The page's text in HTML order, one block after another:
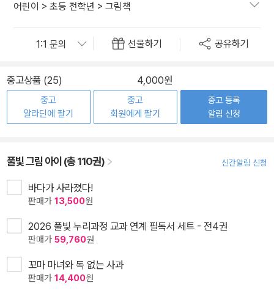
어린이 > 초등 전학년 > 그림책
선물하기 공유하기
중고상품 (25) 4,000원
중고
알라딘에 팔기
중고
회원에게 팔기
중고 등록
알림 신청
풀빛 그림 아이 (총 110권) 신간알림 신청
바다가 사라졌다!
판매가 13,500원
2026 풀빛 누리과정 교과 연계 필독서 세트 - 전4권
판매가 59,760원
꼬마 마녀와 독 없는 사과
판매가 14,400원